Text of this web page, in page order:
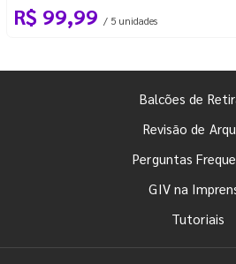
R$ 99,99 / 5 unidades
Balcões de
Revisão de
Perguntas
GIV na
Tutoriais